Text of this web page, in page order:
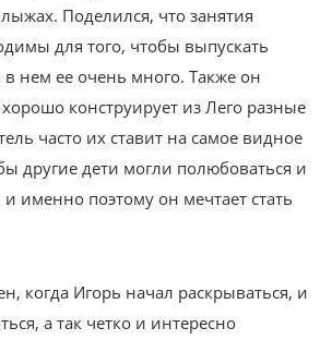
лыжах. Поделился, что занятия
для того, чтобы выпускать
нем ее очень много. Также он
конструирует из Лего разные
часто их ставит на самое видное
другие дети могли полюбоваться и
и именно поэтому он мечтает стать
когда Игорь начал раскрываться, и
а так четко и интересно